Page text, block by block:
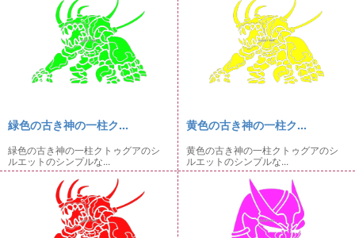
緑色の古き神の一柱ク...
緑色の古き神の一柱クトゥグアのシ
ルエットのシンプルな...
黄色の古き神の一柱ク...
黄色の古き神の一柱クトゥグアのシ
ルエットのシンプルな...